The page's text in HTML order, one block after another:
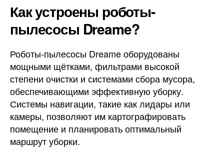
Как устроены роботы-
пылесосы Dreame?
Роботы-пылесосы Dreame оборудованы
мощными щётками, фильтрами высокой
степени очистки и системами сбора мусора,
обеспечивающими эффективную уборку.
Системы навигации, такие как лидары или
камеры, позволяют им картографировать
помещение и планировать оптимальный
маршрут уборки.